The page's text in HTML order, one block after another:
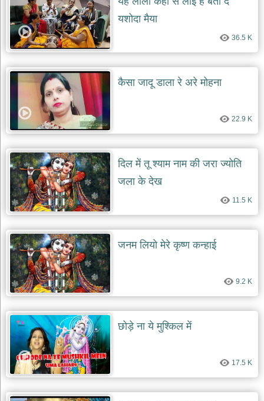
दयाल
भजन
bawa
lal
dayal
bhajans
शनि
देव
shani
dev
bhajans
का
भजन
bhajan
of
the
day
भजन
जोड़ें
add
bhajans
यशोदा मैया
36.5 K
कैसा जादू डाला रे अरे मोहना
22.9 K
दिल में तू श्याम नाम की जरा ज्योति
जला के देख
11.5 K
जनम लियो मेरे कृष्ण कन्हाई
9.2 K
छोड़े ना ये मुश्किल में
17.5 K